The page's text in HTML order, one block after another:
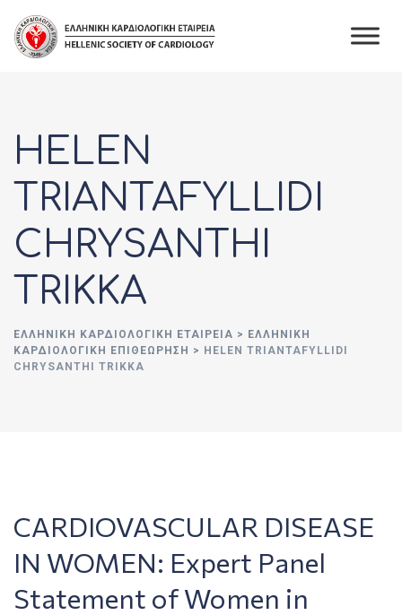
content
HELEN
TRIANTAFYLLIDI
CHRYSANTHI
TRIKKA
ΕΛΛΗΝΙΚΉ ΚΑΡΔΙΟΛΟΓΙΚΉ ΕΤΑΙΡΕΊΑ > ΕΛΛΗΝΙΚΗ
ΚΑΡΔΙΟΛΟΓΙΚΗ ΕΠΙΘΕΩΡΗΣΗ > HELEN TRIANTAFYLLIDI
CHRYSANTHI TRIKKA
CARDIOVASCULAR DISEASE
IN WOMEN: Expert Panel
Statement of Women in